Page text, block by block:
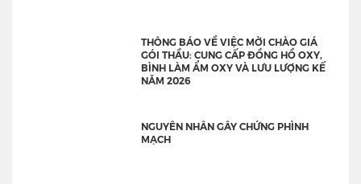
THÔNG BÁO VỀ VIỆC MỜI CHÀO GIÁ
GÓI THẦU: CUNG CẤP ĐỒNG HỒ OXY,
BÌNH LÀM ẨM OXY VÀ LƯU LƯỢNG KẾ
NĂM 2026
NGUYÊN NHÂN GÂY CHỨNG PHÌNH
MẠCH